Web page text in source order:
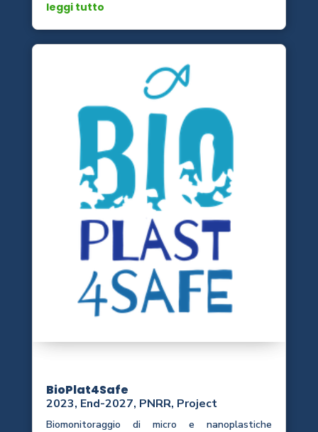
leggi tutto
BioPlat4Safe
2023, End-2027, PNRR, Project
Biomonitoraggio di micro e nanoplastiche